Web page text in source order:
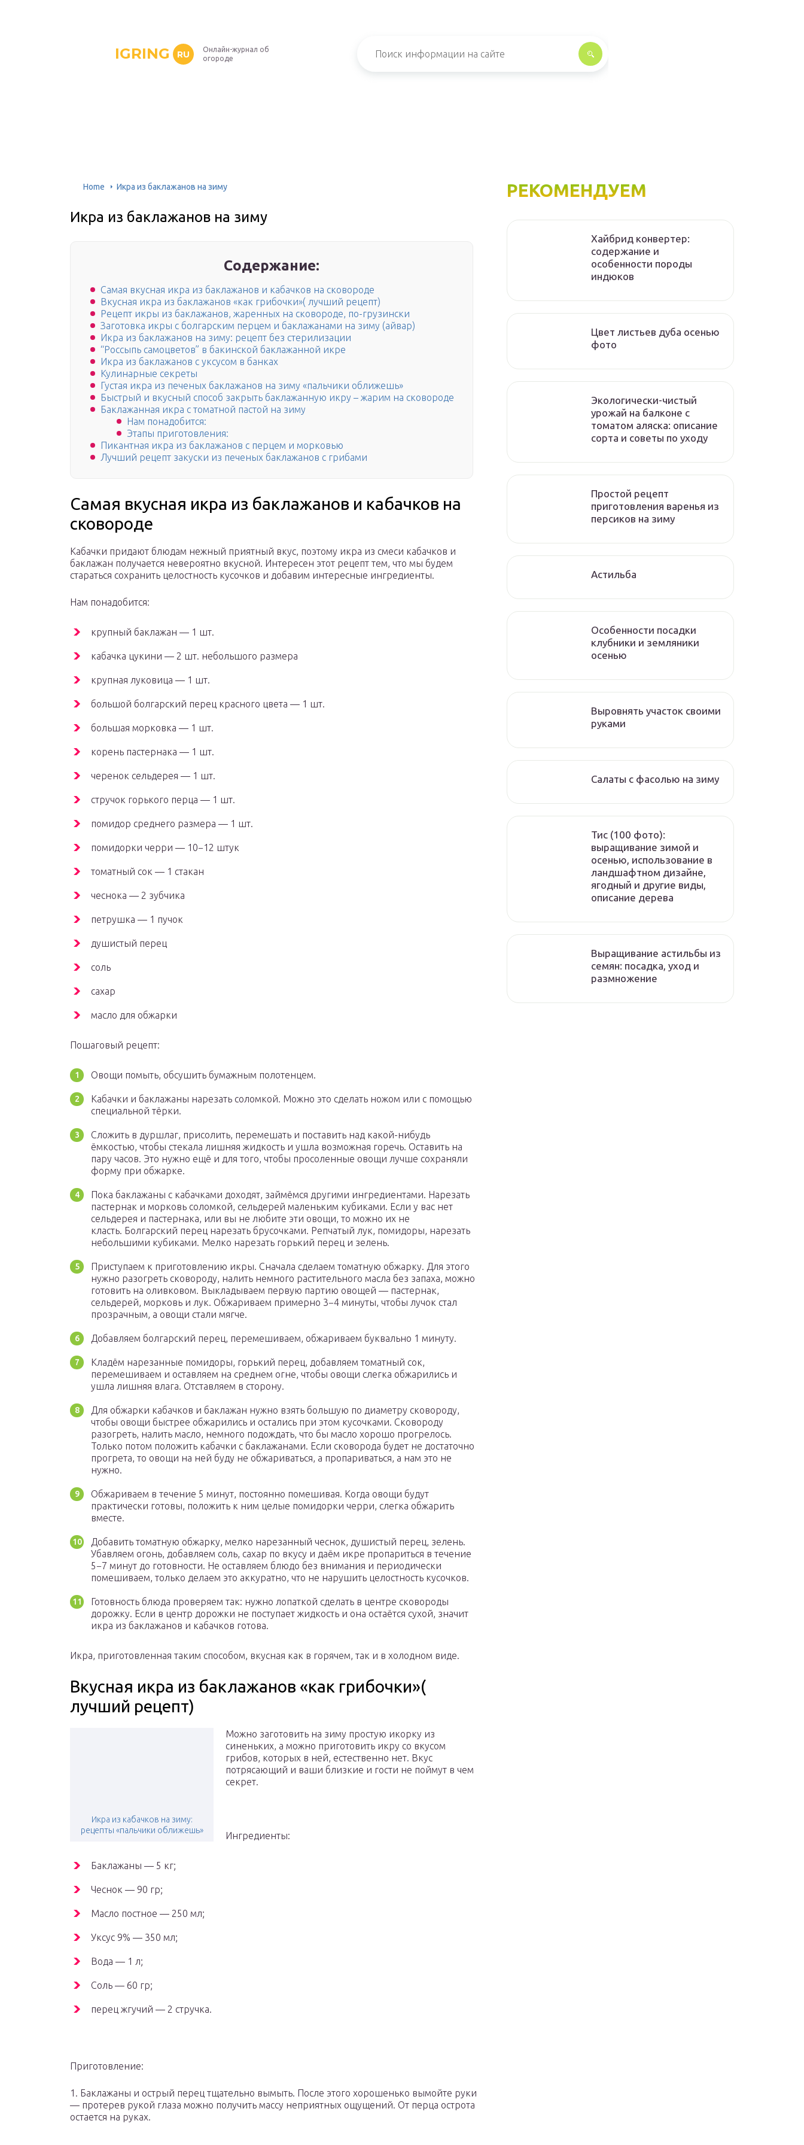
IGRING RU
Онлайн-журнал об
огороде
Home Икра из баклажанов на зиму
Икра из баклажанов на зиму
Содержание:
Самая вкусная икра из баклажанов и кабачков на сковороде
Вкусная икра из баклажанов «как грибочки»( лучший рецепт)
Рецепт икры из баклажанов, жаренных на сковороде, по-грузински
Заготовка икры с болгарским перцем и баклажанами на зиму (айвар)
Икра из баклажанов на зиму: рецепт без стерилизации
“Россыпь самоцветов” в бакинской баклажанной икре
Икра из баклажанов с уксусом в банках
Кулинарные секреты
Густая икра из печеных баклажанов на зиму «пальчики оближешь»
Быстрый и вкусный способ закрыть баклажанную икру – жарим на сковороде
Баклажанная икра с томатной пастой на зиму
Нам понадобится:
Этапы приготовления:
Пикантная икра из баклажанов с перцем и морковью
Лучший рецепт закуски из печеных баклажанов с грибами
Самая вкусная икра из баклажанов и кабачков на
сковороде
Кабачки придают блюдам нежный приятный вкус, поэтому икра из смеси кабачков и
баклажан получается невероятно вкусной. Интересен этот рецепт тем, что мы будем
стараться сохранить целостность кусочков и добавим интересные ингредиенты.
Нам понадобится:
крупный баклажан — 1 шт.
кабачка цукини — 2 шт. небольшого размера
крупная луковица — 1 шт.
большой болгарский перец красного цвета — 1 шт.
большая морковка — 1 шт.
корень пастернака — 1 шт.
черенок сельдерея — 1 шт.
стручок горького перца — 1 шт.
помидор среднего размера — 1 шт.
помидорки черри — 10−12 штук
томатный сок — 1 стакан
чеснока — 2 зубчика
петрушка — 1 пучок
душистый перец
соль
сахар
масло для обжарки
Пошаговый рецепт:
Овощи помыть, обсушить бумажным полотенцем.
Кабачки и баклажаны нарезать соломкой. Можно это сделать ножом или с помощью
специальной тёрки.
Сложить в дуршлаг, присолить, перемешать и поставить над какой-нибудь
ёмкостью, чтобы стекала лишняя жидкость и ушла возможная горечь. Оставить на
пару часов. Это нужно ещё и для того, чтобы просоленные овощи лучше сохраняли
форму при обжарке.
Пока баклажаны с кабачками доходят, займёмся другими ингредиентами. Нарезать
пастернак и морковь соломкой, сельдерей маленьким кубиками. Если у вас нет
сельдерея и пастернака, или вы не любите эти овощи, то можно их не
класть. Болгарский перец нарезать брусочками. Репчатый лук, помидоры, нарезать
небольшими кубиками. Мелко нарезать горький перец и зелень.
Приступаем к приготовлению икры. Сначала сделаем томатную обжарку. Для этого
нужно разогреть сковороду, налить немного растительного масла без запаха, можно
готовить на оливковом. Выкладываем первую партию овощей — пастернак,
сельдерей, морковь и лук. Обжариваем примерно 3−4 минуты, чтобы лучок стал
прозрачным, а овощи стали мягче.
Добавляем болгарский перец, перемешиваем, обжариваем буквально 1 минуту.
Кладём нарезанные помидоры, горький перец, добавляем томатный сок,
перемешиваем и оставляем на среднем огне, чтобы овощи слегка обжарились и
ушла лишняя влага. Отставляем в сторону.
Для обжарки кабачков и баклажан нужно взять большую по диаметру сковороду,
чтобы овощи быстрее обжарились и остались при этом кусочками. Сковороду
разогреть, налить масло, немного подождать, что бы масло хорошо прогрелось.
Только потом положить кабачки с баклажанами. Если сковорода будет не достаточно
прогрета, то овощи на ней буду не обжариваться, а пропариваться, а нам это не
нужно.
Обжариваем в течение 5 минут, постоянно помешивая. Когда овощи будут
практически готовы, положить к ним целые помидорки черри, слегка обжарить
вместе.
Добавить томатную обжарку, мелко нарезанный чеснок, душистый перец, зелень.
Убавляем огонь, добавляем соль, сахар по вкусу и даём икре пропариться в течение
5−7 минут до готовности. Не оставляем блюдо без внимания и периодически
помешиваем, только делаем это аккуратно, что не нарушить целостность кусочков.
Готовность блюда проверяем так: нужно лопаткой сделать в центре сковороды
дорожку. Если в центр дорожки не поступает жидкость и она остаётся сухой, значит
икра из баклажанов и кабачков готова.
Икра, приготовленная таким способом, вкусная как в горячем, так и в холодном виде.
Вкусная икра из баклажанов «как грибочки»(
лучший рецепт)
Икра из кабачков на зиму:
рецепты «пальчики оближешь»
Можно заготовить на зиму простую икорку из
синеньких, а можно приготовить икру со вкусом
грибов, которых в ней, естественно нет. Вкус
потрясающий и ваши близкие и гости не поймут в чем
секрет.
Ингредиенты:
Баклажаны — 5 кг;
Чеснок — 90 гр;
Масло постное — 250 мл;
Уксус 9% — 350 мл;
Вода — 1 л;
Соль — 60 гр;
перец жгучий — 2 стручка.
Приготовление:
1. Баклажаны и острый перец тщательно вымыть. После этого хорошенько вымойте руки
— протерев рукой глаза можно получить массу неприятных ощущений. От перца острота
остается на руках.
РЕКОМЕНДУЕМ
Хайбрид конвертер:
содержание и
особенности породы
индюков
Цвет листьев дуба осенью
фото
Экологически-чистый
урожай на балконе с
томатом аляска: описание
сорта и советы по уходу
Простой рецепт
приготовления варенья из
персиков на зиму
Астильба
Особенности посадки
клубники и земляники
осенью
Выровнять участок своими
руками
Салаты с фасолью на зиму
Тис (100 фото):
выращивание зимой и
осенью, использование в
ландшафтном дизайне,
ягодный и другие виды,
описание дерева
Выращивание астильбы из
семян: посадка, уход и
размножение